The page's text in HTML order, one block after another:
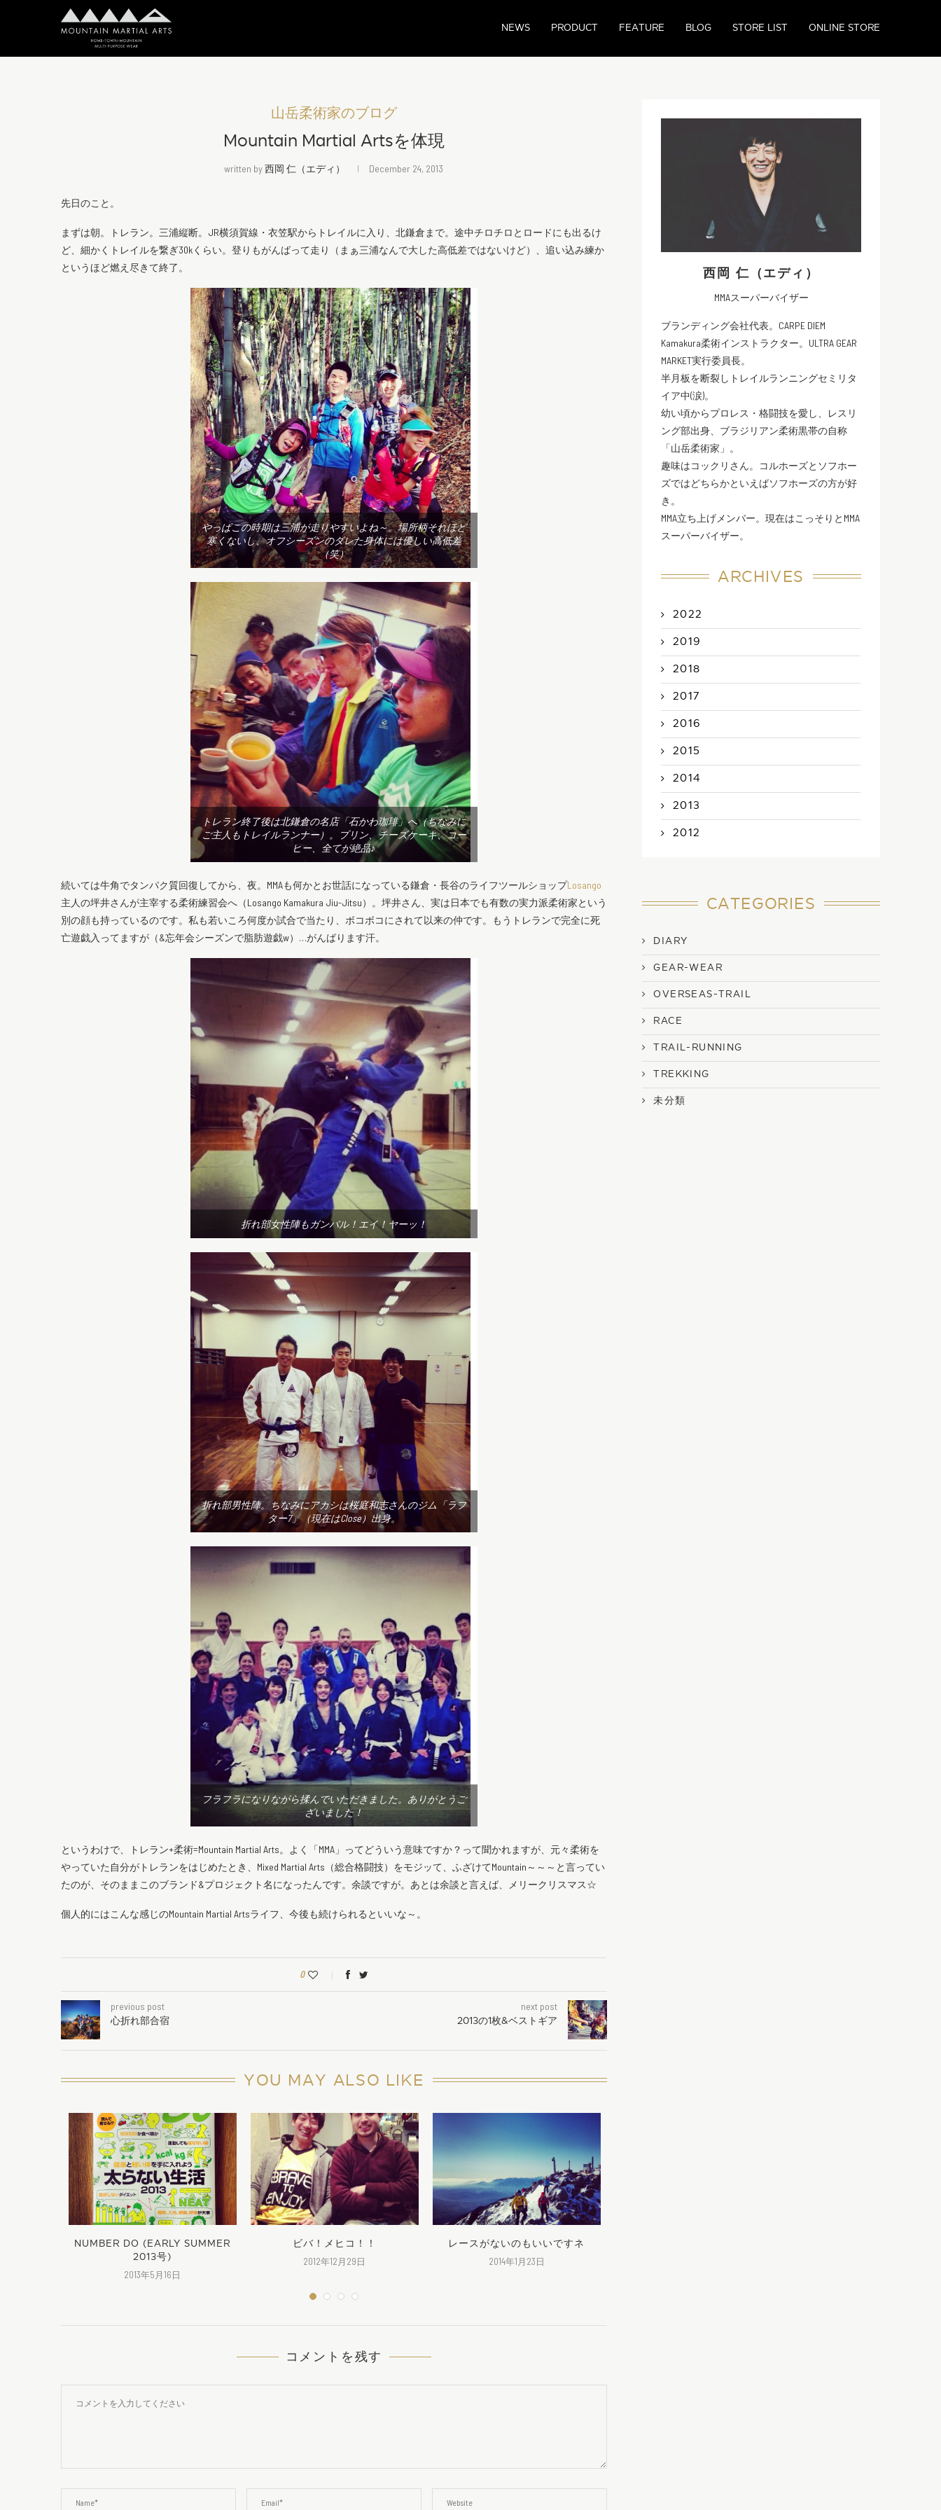
NEWS PRODUCT FEATURE BLOG STORE LIST ONLINE STORE
山岳柔術家のブログ
Mountain Martial Artsを体現
written by西岡 仁（エディ） December 24, 2013
先日のこと。
まずは朝。トレラン。三浦縦断。JR横須賀線・衣笠駅からトレイルに入り、北鎌倉まで。途中チロチロとロードにも出るけ
ど、細かくトレイルを繋ぎ30kくらい。登りもがんばって走り（まぁ三浦なんで大した高低差ではないけど）、追い込み練か
というほど燃え尽きて終了。
やっぱこの時期は三浦が走りやすいよね～。場所柄それほど
寒くないし、オフシーズンのダレた身体には優しい高低差
（笑）
トレラン終了後は北鎌倉の名店「石かわ珈琲」へ（ちなみに
ご主人もトレイルランナー）。プリン、チーズケーキ、コー
ヒー、全てが絶品♪
続いては牛角でタンパク質回復してから、夜。MMAも何かとお世話になっている鎌倉・長谷のライフツールショップLosango
主人の坪井さんが主宰する柔術練習会へ（Losango Kamakura Jiu-Jitsu）。坪井さん、実は日本でも有数の実力派柔術家という
別の顔も持っているのです。私も若いころ何度か試合で当たり、ボコボコにされて以来の仲です。もうトレランで完全に死
亡遊戯入ってますが（&忘年会シーズンで脂肪遊戯w）…がんばります汗。
折れ部女性陣もガンバル！エイ！ヤーッ！
折れ部男性陣。ちなみにアカシは桜庭和志さんのジム「ラフ
ター7」（現在はClose）出身。
フラフラになりながら揉んでいただきました。ありがとうご
ざいました！
というわけで、トレラン+柔術=Mountain Martial Arts。よく「MMA」ってどういう意味ですか？って聞かれますが、元々柔術を
やっていた自分がトレランをはじめたとき、Mixed Martial Arts（総合格闘技）をモジッて、ふざけてMountain～～～と言ってい
たのが、そのままこのブランド&プロジェクト名になったんです。余談ですが。あとは余談と言えば、メリークリスマス☆
個人的にはこんな感じのMountain Martial Artsライフ、今後も続けられるといいな～。
0
previous post
心折れ部合宿
next post
2013の1枚&ベストギア
YOU MAY ALSO LIKE
NUMBER DO (EARLY SUMMER
2013号)
2013年5月16日
ビバ！メヒコ！！
2012年12月29日
レースがないのもいいですネ
2014年1月23日
コメントを残す
西岡 仁（エディ）
MMAスーパーバイザー
ブランディング会社代表。CARPE DIEM
Kamakura柔術インストラクター。ULTRA GEAR
MARKET実行委員長。
半月板を断裂しトレイルランニングセミリタ
イア中(涙)。
幼い頃からプロレス・格闘技を愛し、レスリ
ング部出身、ブラジリアン柔術黒帯の自称
「山岳柔術家」。
趣味はコックリさん。コルホーズとソフホー
ズではどちらかといえばソフホーズの方が好
き。
MMA立ち上げメンバー。現在はこっそりとMMA
スーパーバイザー。
ARCHIVES
2022
2019
2018
2017
2016
2015
2014
2013
2012
CATEGORIES
DIARY
GEAR-WEAR
OVERSEAS-TRAIL
RACE
TRAIL-RUNNING
TREKKING
未分類